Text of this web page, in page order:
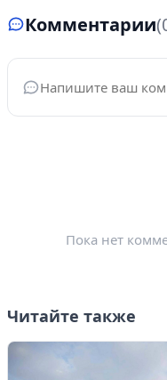
Комментарии
Ваше имя*
Пока нет
Читайте также